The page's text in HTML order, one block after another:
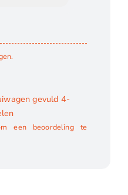
gevuld 4-
een beoordeling te